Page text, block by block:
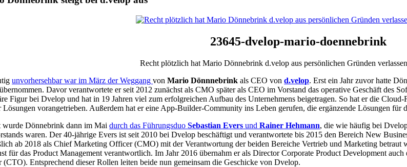
23645-dvelop-mario-doennebrink
Recht plötzlich hat Mario Dönnebrink d.velop aus persönlichen Gründen
unvorhersehbar war im März der WeggangvonMario Dönnnebrink als CEO vond.velop. Erst ein Jahr zuvor hatte
Davor verantwortete er seit 2012 zunächst als CMO später als CEO im Vorstand das operative Geschäft des
Figur bei Dvelop und hat in 19 Jahren viel zum erfolgreichen Aufbau des Unternehmens beigetragen. So hat er die
Lösungen vorangetrieben. Außerdem hat er eine App-Builder-Community ins Leben gerufen, die ergänzende Lösungen für
wurde Dönnebrink dann im Maidurch das FührungsduoSebastian Evers undRainer Hehmann, die wie häufig bei
waren. Der 40-jährige Evers ist seit 2010 bei Dvelop beschäftigt und verantwortete bis 2015 den Bereich New
ab 2018 als Chief Marketing Officer (CMO) mit der Verantwortung der beiden Bereiche Vertrieb und Marketing betraut
für das Product Management verantwortlich. Im Jahr 2016 übernahm er als Director Corporate Product Development
(CTO). Entsprechend dieser Rollen leiten beide nun gemeinsam die Geschicke von Dvelop.